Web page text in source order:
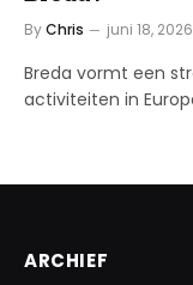
ByChris juni 18, 2026
Breda vormt een
activiteiten in
ARCHIEF